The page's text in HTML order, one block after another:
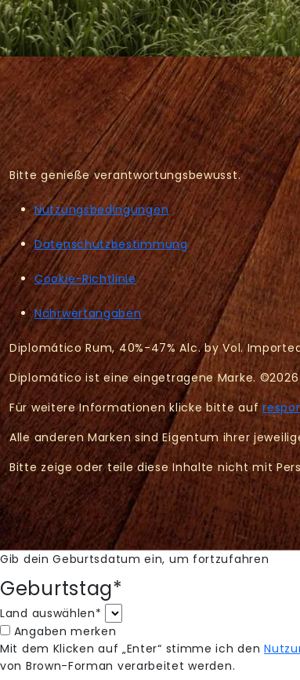
Bitte genieße verantwortungsbewusst.
Nutzungsbedingungen
Datenschutzbestimmung
Cookie-Richtlinie
Nährwertangaben
Diplomático Rum, 40%-47% Alc. by Vol.
Diplomático ist eine eingetragene Marke.
Für weitere Informationen klicke bitte auf
Alle anderen Marken sind Eigentum ihrer
Bitte zeige oder teile diese Inhalte nicht mit
Gib dein Geburtsdatum ein, um fortzufahren
Geburtstag*
Land auswählen*
Angaben merken
Mit dem Klicken auf „Enter“ stimme ich den
von Brown-Forman verarbeitet werden.